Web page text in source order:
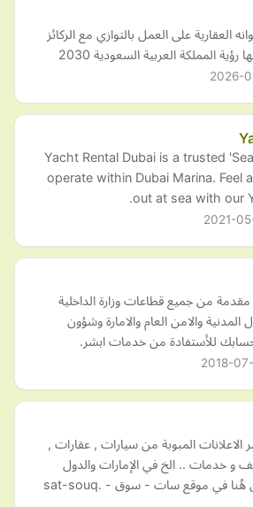
العقارية على العمل بالتوازي مع الركائز
المملكة العربية السعودية 2030
2026-
Yacht Rental Dubai is a trusted
operate within Dubai Marina. Feel
out at sea with our
2021-
مقدمة من جميع قطاعات وزارة الداخلية
المدنية والامن العام والامارة وشؤون
للأستفادة من خدمات ابشر.
2018-
المبوبة من سيارات , عقارات ,
و خدمات .. الخ في الإمارات والدول
الخليجية والعربية .. نحن هُنا في موقع سات - سوق - sat-souq.